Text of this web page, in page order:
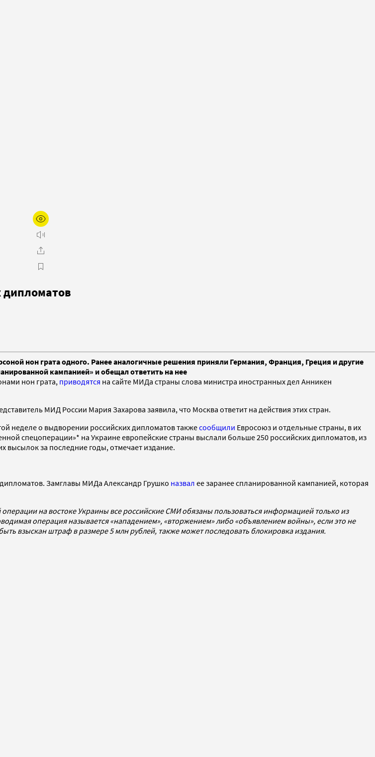
дипломатов
нон грата одного. Ранее аналогичные решения приняли Германия, Франция, Греция и другие
кампанией» и обещал ответить на нее
нон грата, приводятся на сайте МИДа страны слова министра иностранных дел Анникен
МИД России Мария Захарова заявила, что Москва ответит на действия этих стран.
неделе о выдворении российских дипломатов такжесообщили Евросоюз и отдельные страны, в их
спецоперации»* на Украине европейские страны выслали больше 250 российских дипломатов, из
высылок за последние годы, отмечает издание.
Замглавы МИДа Александр Грушко назвал ее заранее спланированной кампанией, которая
на востоке Украины все российские СМИ обязаны пользоваться информацией только из
операция называется «нападением», «вторжением» либо «объявлением войны», если это не
взыскан штраф в размере 5 млн рублей, также может последовать блокировка издания.